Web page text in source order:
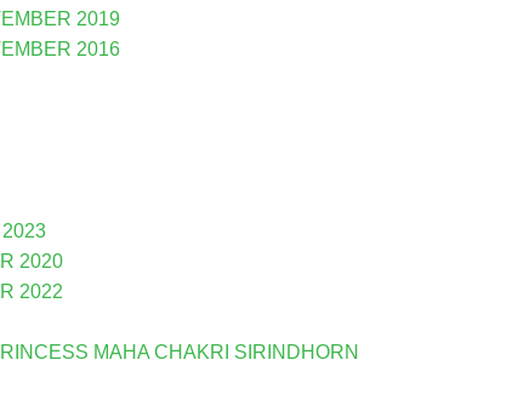
2019
2016
2020
2022
MAHA CHAKRI SIRINDHORN